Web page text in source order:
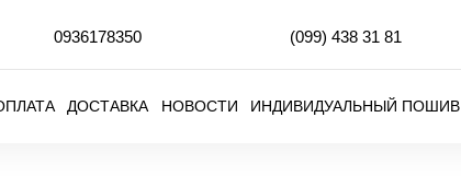
0936178350 (099)438 31 81
ДОСТАВКА НОВОСТИ ИНДИВИДУАЛЬНЫЙ ПОШИВ